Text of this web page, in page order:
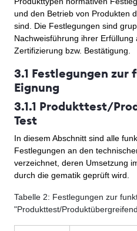
und den Betrieb von Produkten
sind. Die Festlegungen sind
Nachweisführung ihrer
Zertifizierung bzw. Bestätigung.
3.1 Festlegungen zur
Eignung
3.1.1 Produkttest/
Test
In diesem Abschnitt sind alle
Festlegungen an den
verzeichnet, deren Umsetzung
durch die gematik geprüft wird.
Tabelle 2: Festlegungen zur
"Produkttest/